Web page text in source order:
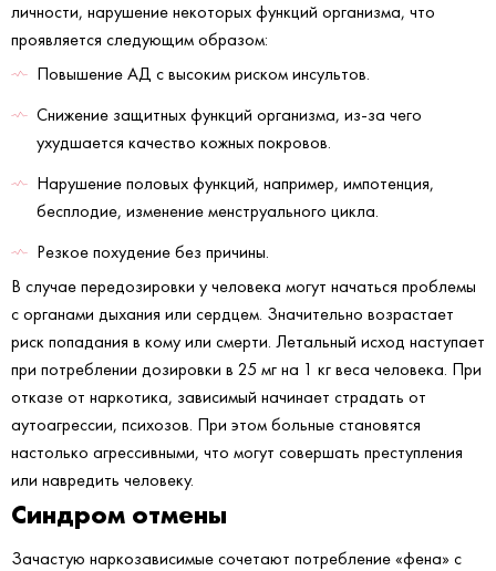
личности, нарушение некоторых функций организма, что
проявляется следующим образом:
Повышение АД с высоким риском инсультов.
Снижение защитных функций организма, из-за чего
ухудшается качество кожных покровов.
Нарушение половых функций, например, импотенция,
бесплодие, изменение менструального цикла.
Резкое похудение без причины.
В случае передозировки у человека могут начаться проблемы
с органами дыхания или сердцем. Значительно возрастает
риск попадания в кому или смерти. Летальный исход наступает
при потреблении дозировки в 25 мг на 1 кг веса человека. При
отказе от наркотика, зависимый начинает страдать от
аутоагрессии, психозов. При этом больные становятся
настолько агрессивными, что могут совершать преступления
или навредить человеку.
Синдром отмены
Зачастую наркозависимые сочетают потребление «фена» с